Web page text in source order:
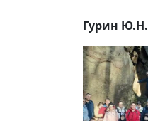
Гурин Ю.Н.